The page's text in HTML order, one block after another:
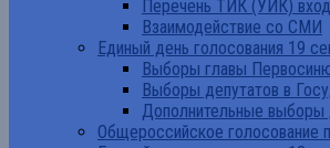
Перечень ТИК (УИК)
Взаимодействие со СМИ
Единый день голосования 19
Выборы главы
Выборы депутатов в
Дополнительные выборы
Общероссийское голосование